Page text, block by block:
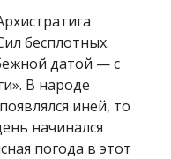
бесплотных.
датой — с
В народе
иней, то
начинался
погода в этот